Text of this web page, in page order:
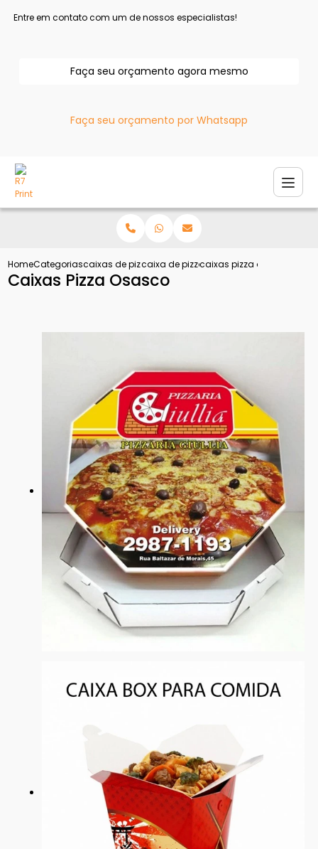
Entre em contato com um de nossos especialistas!
Faça seu orçamento agora mesmo
Faça seu orçamento por Whatsapp
HomeCategoriascaixas de pizzacaixa de pizza personalizada
caixas pizza osasco
Caixas Pizza Osasco